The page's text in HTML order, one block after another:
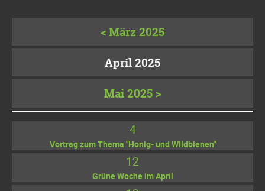
< März 2025
April 2025
Mai 2025 >
4
Vortrag zum Thema "Honig- und Wildbienen"
12
Grüne Woche im April